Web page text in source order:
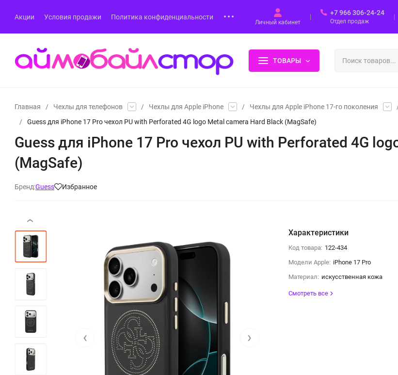
Акции Условия продажи Политика конфиденциальности
Личный кабинет
+7 966 306-24-24
Отдел продаж
ТОВАРЫ
Главная / Чехлы для телефонов / Чехлы для Apple iPhone / Чехлы для Apple iPhone 17-го поколения
/
Guess для iPhone 17 Pro чехол PU with Perforated 4G logo Metal camera Hard Black (MagSafe)
Guess для iPhone 17 Pro чехол PU with Perforated 4G
(MagSafe)
Бренд:Guess Избранное
‹ ›
‹
Характеристики
Код товара: 122-434
Модели Apple: iPhone 17 Pro
Материал: искусственная кожа
Смотреть все